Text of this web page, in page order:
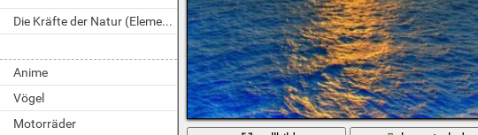
Die Kräfte der Natur (Elemente)
Anime
Vögel
Motorräder